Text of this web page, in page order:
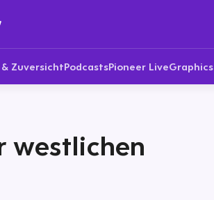
ZuversichtPodcastsPioneer LiveGraphics
westlichen